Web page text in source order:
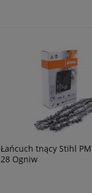
Łańcuch tnący Stihl
28 Ogniw